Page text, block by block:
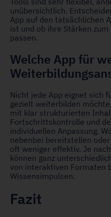
Tools sind sehr flexibel,
unübersichtlich.
App auf den tatsächlichen
ist und ob ihre Stärken
passen.
Welche App für
Nicht jede App eignet sich
gezielt weiterbilden
mit klar strukturierten
Fortschrittskontrolle und
individuellen Anpassung.
nebenbei bereitstellen
oft weniger effektiv. Je
können ganz
von interaktiven Formaten
Wissensimpulsen.
Fazit